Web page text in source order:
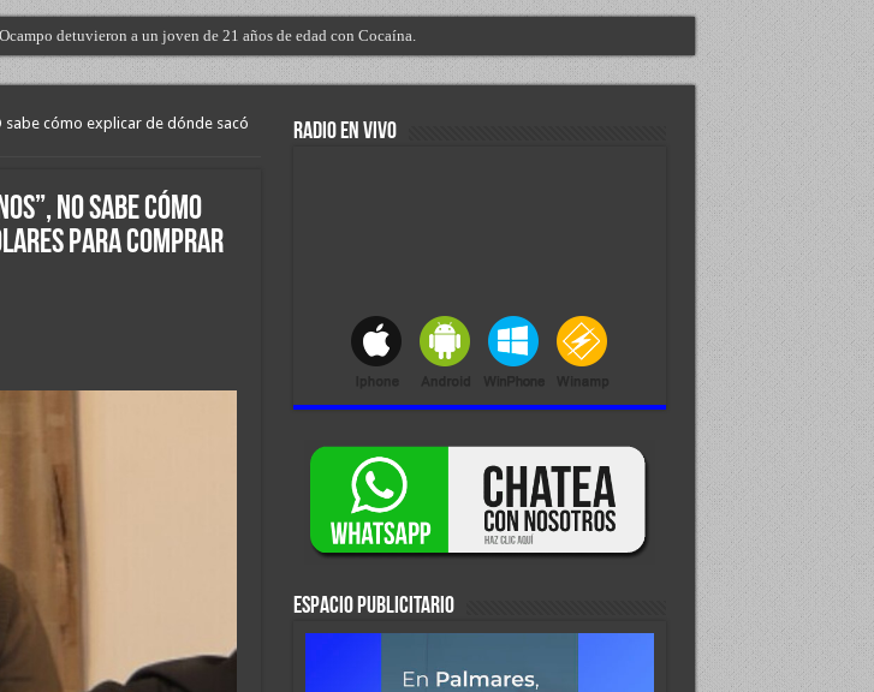
detuvieron a un joven de 21 años de edad con Cocaína.
sabe cómo explicar de dónde sacó
NO sabe cómo
para comprar
RADIO EN VIVO
ESPACIO PUBLICITARIO